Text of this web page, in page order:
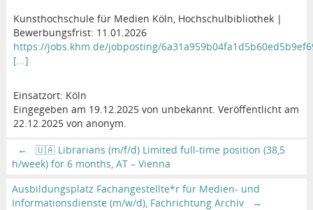
Kunsthochschule für Medien Köln, Hochschulbibliothek |
Bewerbungsfrist: 11.01.2026
https://jobs.khm.de/jobposting/
[...]
Einsatzort: Köln
Eingegeben am 19.12.2025 von unbekannt. Veröffentlicht am
22.12.2025 von anonym.
←
🇺🇦 Librarians (m/f/d) Limited full-time position (38,5
h/week) for 6 months, AT – Vienna
Ausbildungsplatz Fachangestellte*r für Medien- und
Informationsdienste (m/w/d), Fachrichtung Archiv
→